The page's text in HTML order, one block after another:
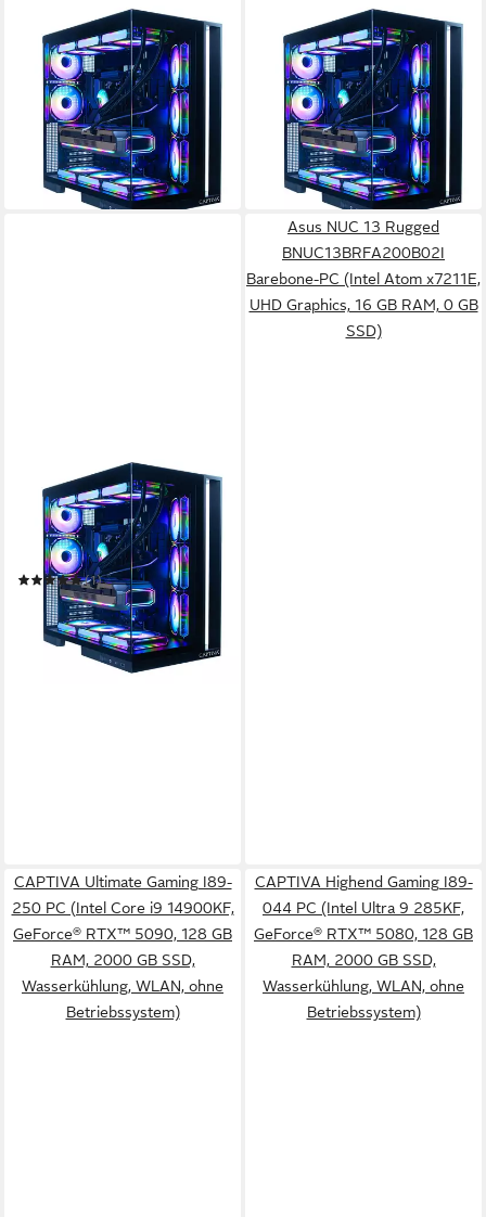
Highend Gaming I89-025 PC
Intel Core i9 Prozessor
GeForce® RTX™ 5080 16 GB
128 GB DDR5 Arbeitsspeicher
ab 4.866,91 € UVP
5.399,00 €
141,30 €mtl. in 48 Raten
-10%
in 3-4 Werktagen bei dir
Highend Gaming I89-004 PC
Intel Core i9 Prozessor
GeForce® RTX™ 5080 16 GB
128 GB DDR5 Arbeitsspeicher
ab 4.789,76 € UVP
5.299,00 €
139,06 €mtl. in 48 Raten
-10%
in 3-4 Werktagen bei dir
Ultimate Gaming I89-278 PC
Intel Ultra 9 Prozessor
GeForce® RTX™ 5090 32 GB
128 GB DDR5 Arbeitsspeicher
(1)
ab 7.841,05 € UVP8.399,00 €
227,65 €mtl. in 48 Raten
in 3-4 Werktagen bei dir
Asus NUC 13 Rugged
BNUC13BRFA200B02I
Barebone-PC (Intel Atom x7211E,
UHD Graphics, 16 GB RAM, 0 GB
SSD)
CAPTIVA Ultimate Gaming I89-
250 PC (Intel Core i9 14900KF,
GeForce® RTX™ 5090, 128 GB
RAM, 2000 GB SSD,
Wasserkühlung, WLAN, ohne
Betriebssystem)
CAPTIVA Highend Gaming I89-
044 PC (Intel Ultra 9 285KF,
GeForce® RTX™ 5080, 128 GB
RAM, 2000 GB SSD,
Wasserkühlung, WLAN, ohne
Betriebssystem)